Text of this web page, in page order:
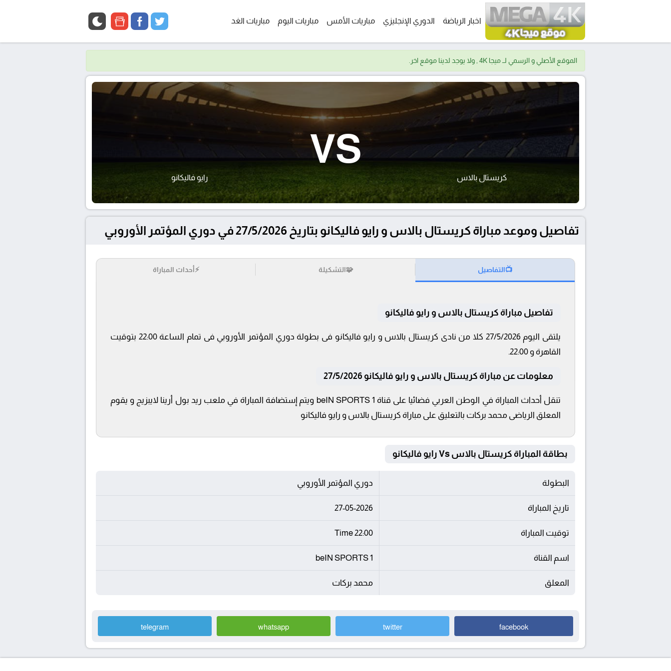
اخبار الرياضة الدوري الإنجليزي مباريات الأمس مباريات اليوم مباريات الغد twitter
facebook
google
الموقع الأصلي و الرسمي لــ ميجا 4K , ولا يوجد لدينا موقع اخر.
كريستال بالاس
VS
رايو فاليكانو
تفاصيل وموعد مباراة كريستال بالاس و رايو فاليكانو بتاريخ 27/5/2026 في دوري المؤتمر الأوروبي
📺التفاصيل 🧩التشكيلة ⚡أحداث المباراة
تفاصيل مباراة كريستال بالاس و رايو فاليكانو
يلتقى اليوم 27/5/2026 كلا من نادى كريستال بالاس و رايو فاليكانو فى بطولة دوري المؤتمر الأوروبي فى تمام الساعة 22:00 بتوقيت
القاهرة و 22:00.
معلومات عن مباراة كريستال بالاس و رايو فاليكانو 27/5/2026
تنقل أحداث المباراة في الوطن العربي فضائيا على قناة beIN SPORTS 1 ويتم إستضافة المباراة في ملعب ريد بول أرينا لايبزيج و يقوم
المعلق الرياضى محمد بركات بالتعليق على مباراة كريستال بالاس و رايو فاليكانو
بطاقة المباراة كريستال بالاس Vs رايو فاليكانو
البطولة دوري المؤتمر الأوروبي
تاريخ المباراة 27-05-2026
توقيت المباراة 22:00 Time
اسم القناة beIN SPORTS 1
المعلق محمد بركات
facebook
twitter
whatsapp
telegram